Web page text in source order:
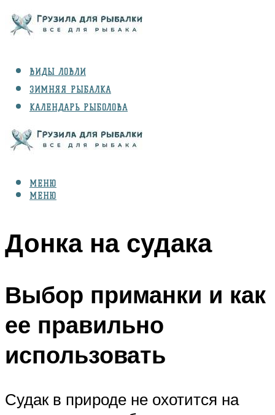
ВИДЫ ЛОВЛИ
ЗИМНЯЯ РЫБАЛКА
КАЛЕНДАРЬ РЫБОЛОВА
СНАРЯЖЕНИЕ
МЕНЮ
МЕНЮ
Донка на судака
Выбор приманки и как
ее правильно
использовать
Судак в природе не охотится на